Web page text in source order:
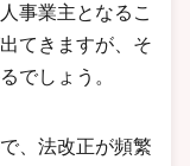
事業主となるこ
てきますが、そ
でしょう。
、法改正が頻繁